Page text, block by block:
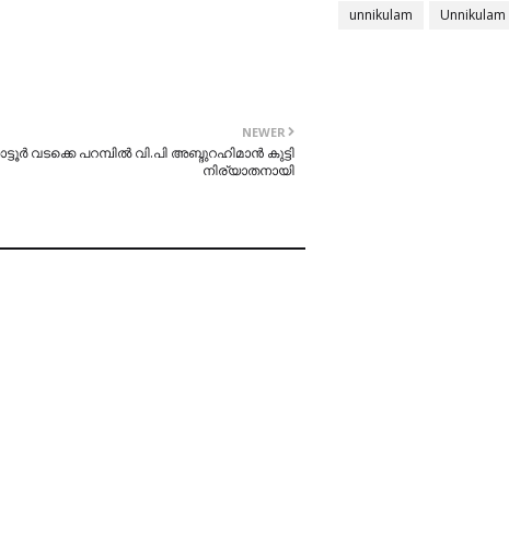
NEWER
വടക്കെ പറമ്പിൽ വി.പി അബ്ദുറഹിമാൻ കുട്ടി
നിര്യാതനായി
unnikulam
Unnikulam